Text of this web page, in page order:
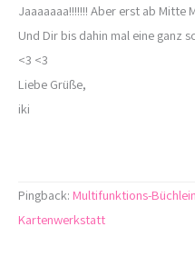
Jaaaaaaa!!!!!!! Aber erst ab Mitte
Und Dir bis dahin mal eine ganz
<3 <3
Liebe Grüße,
iki
Pingback: Multifunktions-
Kartenwerkstatt